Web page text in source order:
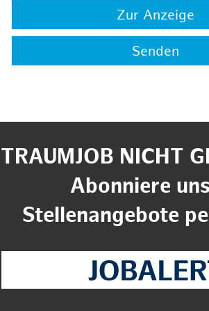
Zur Anzeige
Senden
TRAUMJOB NICHT
Abonniere
Stellenangebote